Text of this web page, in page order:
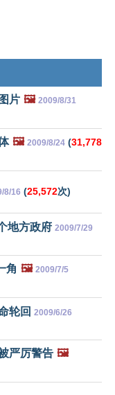
片 🖼️ 2009/8/31
🖼️ 2009/8/24 (31,778
8/16 (25,572次)
地方政府 2009/7/29
角 🖼️ 2009/7/5
轮回 2009/6/26
严厉警告 🖼️